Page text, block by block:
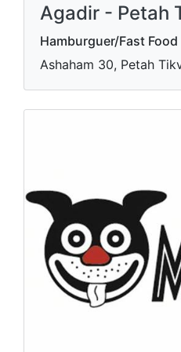
Agadir - Petah
Hamburguer/Fast Food
Ashaham 30, Petah